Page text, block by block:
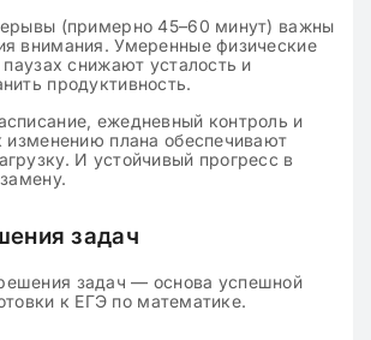
(примерно 45–60 минут) важны
внимания. Умеренные физические
паузах снижают усталость и
продуктивность.
ежедневный контроль и
изменению плана обеспечивают
И устойчивый прогресс в
задач